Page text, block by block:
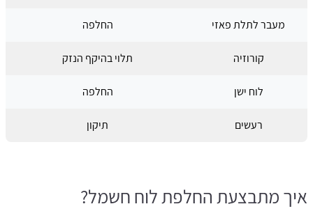
מעבר לתלת פאזי החלפה
קורוזיה תלוי בהיקף הנזק
לוח ישן החלפה
רעשים תיקון
איך מתבצעת החלפת לוח חשמל?